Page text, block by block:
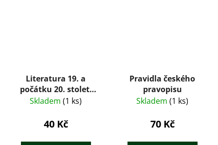
Literatura 19. a
počátku 20. století
(od romantiků po
Skladem (1 ks)
40 Kč
Pravidla českého
pravopisu
Skladem (1 ks)
70 Kč